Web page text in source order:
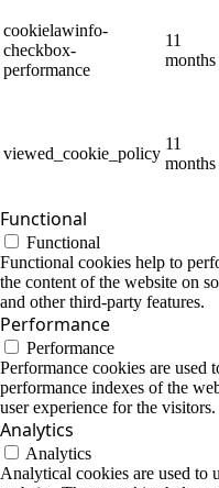
cookielawinfo-
checkbox-
performance
11
months
viewed_cookie_policy
11
months
Functional
Functional
Functional cookies help to
the content of the website on
and other third-party features.
Performance
Performance
Performance cookies are used
performance indexes of the
user experience for the visitors.
Analytics
Analytics
Analytical cookies are used to